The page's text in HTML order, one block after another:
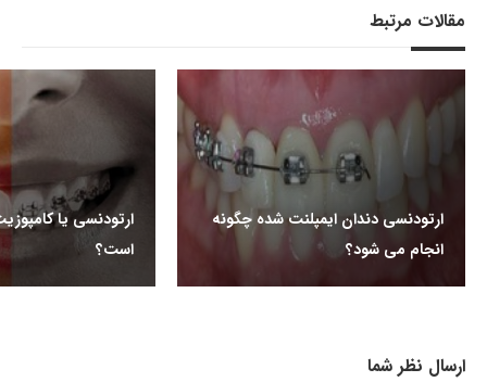
مقالات مرتبط
ارتودنسی دندان ایمپلنت شده چگونه
انجام می شود؟
ارتودنسی یا
است؟
ارسال نظر شما